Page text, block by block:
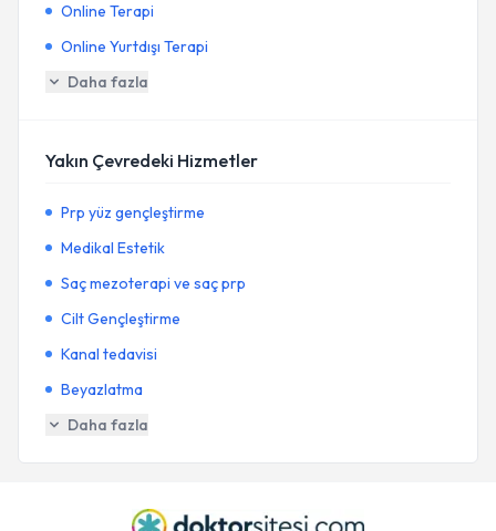
Online Terapi
Online Yurtdışı Terapi
Daha fazla
Yakın Çevredeki Hizmetler
Prp yüz gençleştirme
Medikal Estetik
Saç mezoterapi ve saç prp
Cilt Gençleştirme
Kanal tedavisi
Beyazlatma
Daha fazla